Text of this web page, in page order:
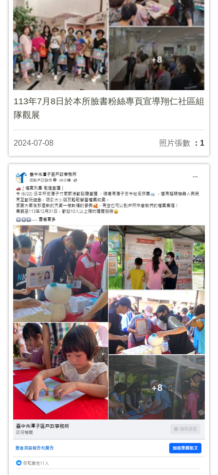
113年7月8日於本所臉書粉絲專頁宣導翔仁社區組
隊觀展
2024-07-08 照片張數 ：1